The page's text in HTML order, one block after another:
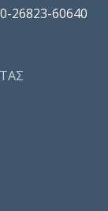
26823-60640